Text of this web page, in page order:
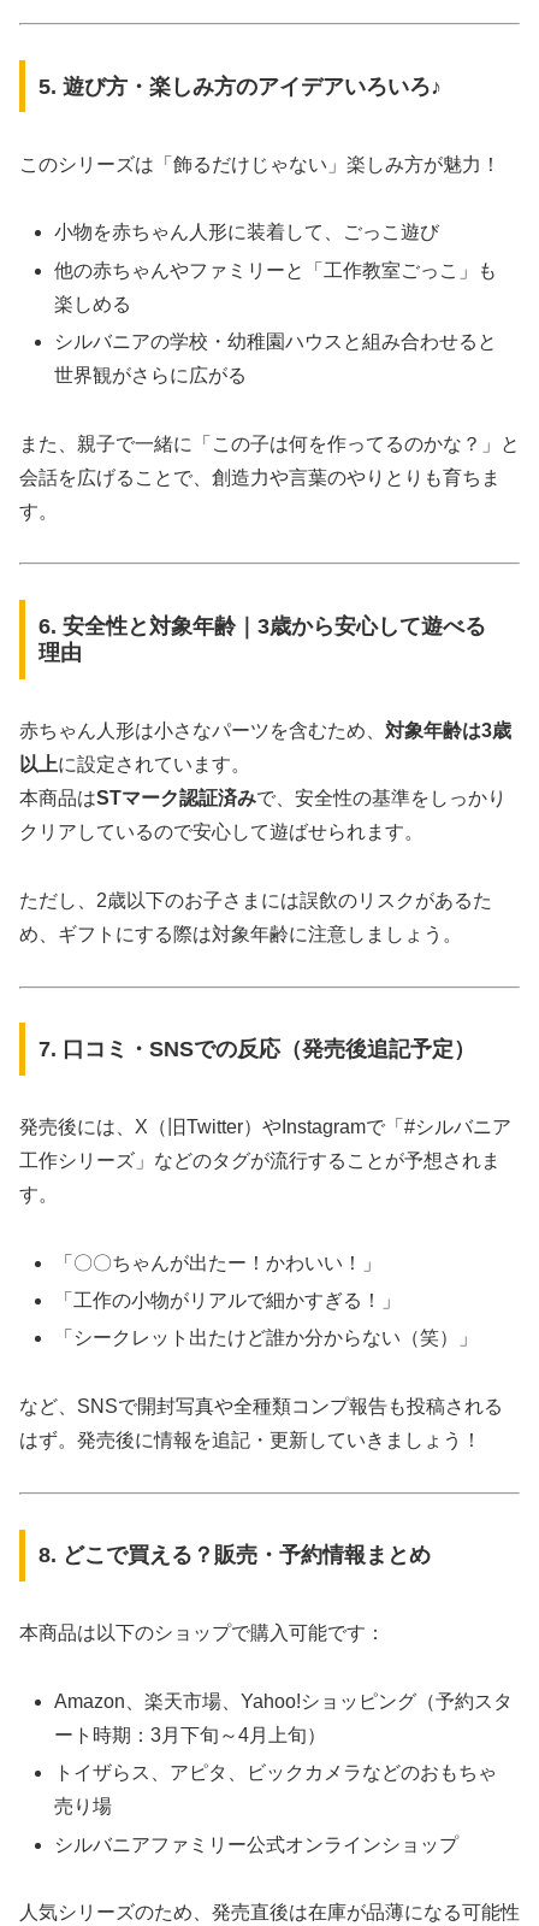
5. 遊び方・楽しみ方のアイデアいろいろ♪
このシリーズは「飾るだけじゃない」楽しみ方が魅力！
小物を赤ちゃん人形に装着して、ごっこ遊び
他の赤ちゃんやファミリーと「工作教室ごっこ」も
楽しめる
シルバニアの学校・幼稚園ハウスと組み合わせると
世界観がさらに広がる
また、親子で一緒に「この子は何を作ってるのかな？」と
会話を広げることで、創造力や言葉のやりとりも育ちま
す。
6. 安全性と対象年齢｜3歳から安心して遊べる
理由
赤ちゃん人形は小さなパーツを含むため、 対象年齢は3歳
以上に設定されています。
本商品はSTマーク認証済みで、安全性の基準をしっかり
クリアしているので安心して遊ばせられます。
ただし、2歳以下のお子さまには誤飲のリスクがあるた
め、ギフトにする際は対象年齢に注意しましょう。
7. 口コミ・SNSでの反応（発売後追記予定）
発売後には、X（旧Twitter）やInstagramで「#シルバニア
工作シリーズ」などのタグが流行することが予想されま
す。
「〇〇ちゃんが出たー！かわいい！」
「工作の小物がリアルで細かすぎる！」
「シークレット出たけど誰か分からない（笑）」
など、SNSで開封写真や全種類コンプ報告も投稿される
はず。発売後に情報を追記・更新していきましょう！
8. どこで買える？販売・予約情報まとめ
本商品は以下のショップで購入可能です：
Amazon、楽天市場、Yahoo!ショッピング（予約スタ
ート時期：3月下旬～4月上旬）
トイザらス、アピタ、ビックカメラなどのおもちゃ
売り場
シルバニアファミリー公式オンラインショップ
人気シリーズのため、発売直後は在庫が品薄になる可能性